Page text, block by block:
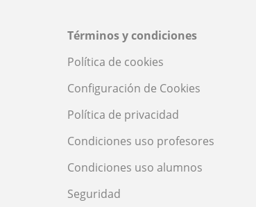
Términos y condiciones
Política de cookies
Configuración de Cookies
Política de privacidad
Condiciones uso profesores
Condiciones uso alumnos
Seguridad